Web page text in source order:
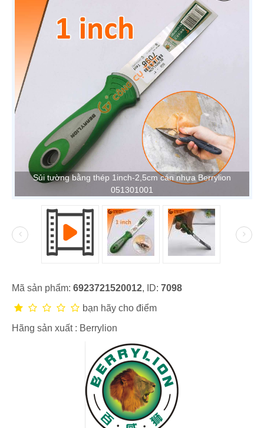
Sủi tường bằng thép 1inch-2,5cm cán nhựa Berrylion
051301001
Mã sản phẩm: 6923721520012, ID: 7098
bạn hãy cho điểm
Hãng sản xuất : Berrylion